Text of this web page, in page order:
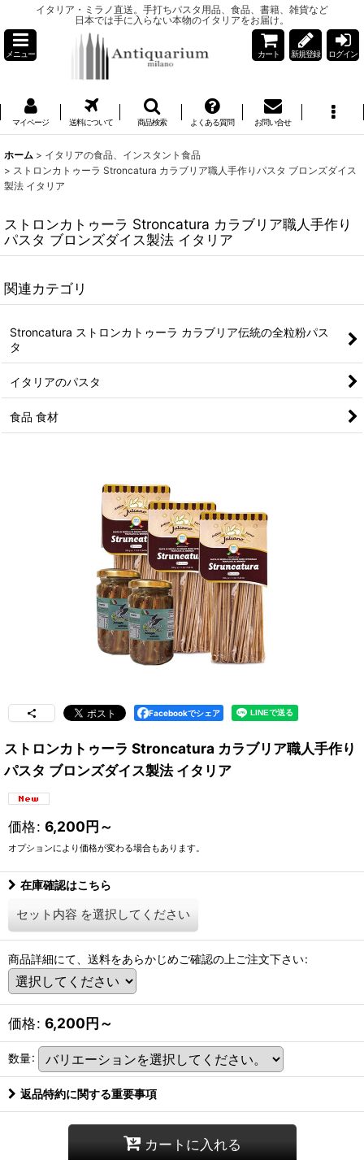
イタリア・ミラノ直送。手打ちパスタ用品、食品、書籍、雑貨など
日本では手に入らない本物のイタリアをお届け。
メニュー カート 新規登録 ログイン
マイページ 送料について 商品検索 よくある質問 お問い合せ
ホーム > イタリアの食品、インスタント食品
> ストロンカトゥーラ Stroncatura カラブリア職人手作りパスタ ブロンズダイス
製法 イタリア
ストロンカトゥーラ Stroncatura カラブリア職人手作り
パスタ ブロンズダイス製法 イタリア
関連カテゴリ
Stroncatura ストロンカトゥーラ カラブリア伝統の全粒粉パス
タ
イタリアのパスタ
食品 食材
Facebookでシェア
ストロンカトゥーラ Stroncatura カラブリア職人手作り
パスタ ブロンズダイス製法 イタリア
価格: 6,200円～
オプションにより価格が変わる場合もあります。
在庫確認はこちら
セット内容 を選択してください
商品詳細にて、送料をあらかじめご確認の上ご注文下さい:
価格: 6,200円～
数量:
返品特約に関する重要事項
カートに入れる